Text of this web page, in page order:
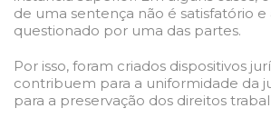
de uma sentença não é satisfatório e
questionado por uma das partes.
Por isso, foram criados dispositivos
contribuem para a uniformidade da
para a preservação dos direitos